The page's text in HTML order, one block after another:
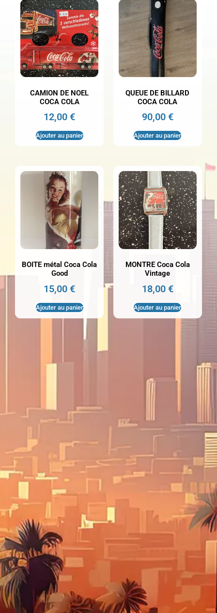
CAMION DE NOEL
COCA COLA
12,00€
Ajouter au panier
QUEUE DE BILLARD
COCA COLA
90,00 €
Ajouter au panier
BOITE métal Coca Cola
Good
15,00€
Ajouter au panier
MONTRE Coca Cola
Vintage
18,00 €
Ajouter au panier